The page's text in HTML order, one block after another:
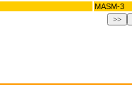
MASM-3
>>